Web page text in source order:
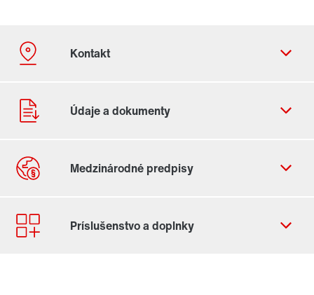
Kontaktný formulár
Celosvetové lokality